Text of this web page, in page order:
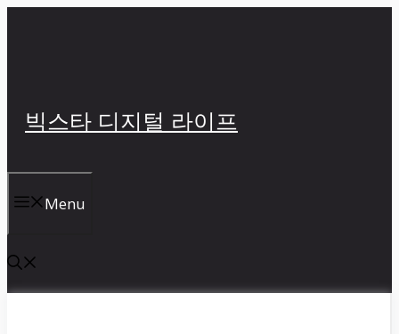
빅스타 디지털 라이프
Menu